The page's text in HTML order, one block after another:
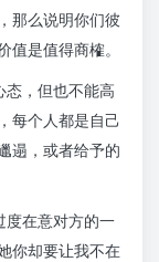
那么说明你们彼
值是值得商榷。
态，但也不能高
每个人都是自己
遢，或者给予的
度在意对方的一
你却要让我不在